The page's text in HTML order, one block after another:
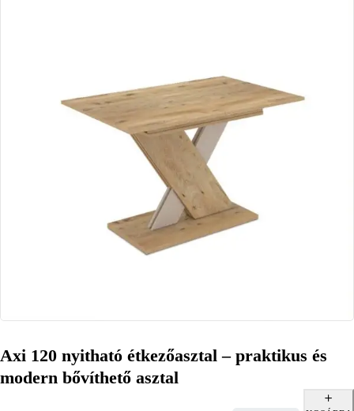
Axi 120 nyitható étkezőasztal – praktikus és
modern bővíthető asztal